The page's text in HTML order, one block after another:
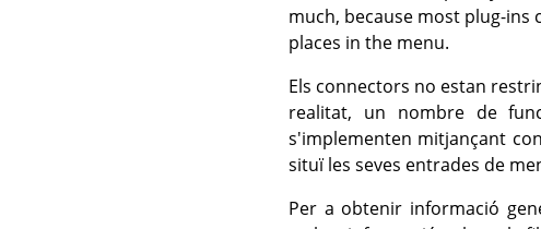
much, because most plug-ins
places in the menu.
Els connectors no estan
realitat, un nombre de
s'implementen mitjançant
situï les seves entrades de
Per a obtenir informació